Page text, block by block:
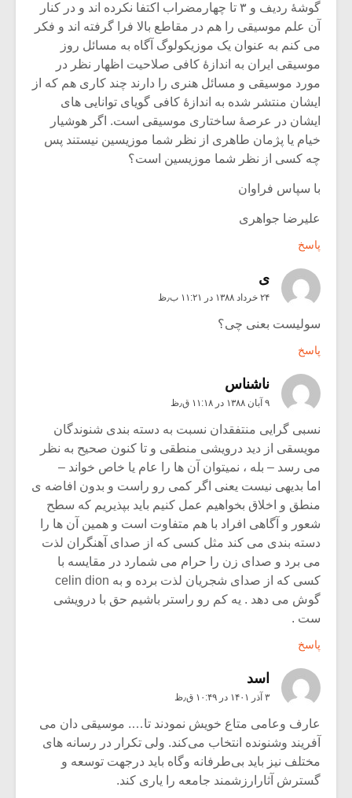
گوشۀ ردیف و ۳ تا چهارمضراب اکتفا نکرده اند و در کنار
آن علم موسیقی را هم در مقاطع بالا فرا گرفته اند و فکر
می کنم به عنوان یک موزیکولوگ آگاه به مسائل روز
موسیقی ایران به اندازۀ کافی صلاحیت اظهار نظر در
مورد موسیقی و مسائل هنری را دارند چند کاری هم که از
ایشان منتشر شده به اندازۀ کافی گویای توانایی های
ایشان در عرصۀ ساختاری موسیقی است. اگر هوشیار
خیام یا پژمان طاهری از نظر شما موزیسین نیستند پس
چه کسی از نظر شما موزیسین است؟
با سپاس فراوان
علیرضا جواهری
پاسخ
ی
۲۴ خرداد ۱۳۸۸ در ۱۱:۲۱ ب٫ظ
سولیست بعنی چی؟
پاسخ
ناشناس
۹ آبان ۱۳۸۸ در ۱۱:۱۸ ق٫ظ
نسبی گرایی منتفقدان نسبت به دسته بندی شنوندگان
مویسقی از دید درویشی منطقی و تا کنون صحیح به نظر
می رسد – بله ، نمیتوان آن ها را عام یا خاص خواند –
اما بدیهی نیست یعنی اگر کمی رو راست و بدون افاضه ی
منطق و اخلاق بخواهیم عمل کنیم باید بپذیریم که سطح
شعور و آگاهی افراد با هم متفاوت است و همین آن ها را
دسته بندی می کند مثل کسی که از صدای آهنگران لذت
می برد و صدای زن را حرام می شمارد در مقایسه با
کسی که از صدای شجریان لذت برده و به celin dion
گوش می دهد . یه کم رو راستر باشیم حق با درویشی
ست .
پاسخ
اسد
۳ آذر ۱۴۰۱ در ۱۰:۴۹ ق٫ظ
عارف وعامی متاع خویش نمودند تا…. موسیقی دان می
آفریند وشنونده انتخاب می‌کند. ولی تکرار در رسانه های
مختلف نیز باید بی‌طرفانه وگاه باید درجهت توسعه و
گسترش آثارارزشمند جامعه را یاری کند.